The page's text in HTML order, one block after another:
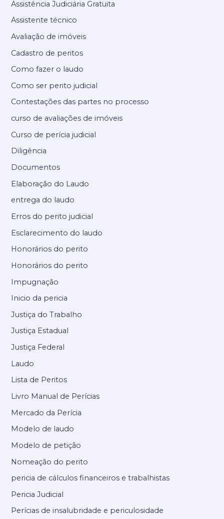
Assistência Judiciária Gratuita
Assistente técnico
Avaliação de imóveis
Cadastro de peritos
Como fazer o laudo
Como ser perito judicial
Contestações das partes no processo
curso de avaliações de imóveis
Curso de perícia judicial
Diligência
Documentos
Elaboração do Laudo
entrega do laudo
Erros do perito judicial
Esclarecimento do laudo
Honorários do perito
Honorários do perito
Impugnação
Inicio da pericia
Justiça do Trabalho
Justiça Estadual
Justiça Federal
Laudo
Lista de Peritos
Livro Manual de Perícias
Mercado da Perícia
Modelo de laudo
Modelo de petição
Nomeação do perito
pericia de cálculos financeiros e trabalhistas
Pericia Judicial
Perícias de insalubridade e periculosidade